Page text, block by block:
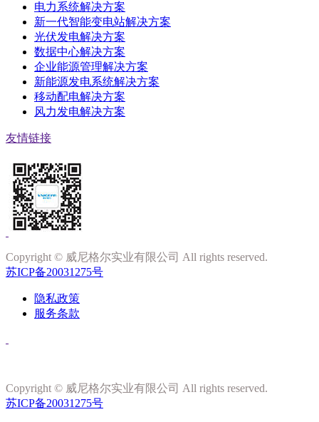
电力系统解决方案
新一代智能变电站解决方案
光伏发电解决方案
数据中心解决方案
企业能源管理解决方案
新能源发电系统解决方案
移动配电解决方案
风力发电解决方案
友情链接
Copyright © 威尼格尔实业有限公司 All rights reserved.
苏ICP备20031275号
隐私政策
服务条款
Copyright © 威尼格尔实业有限公司 All rights reserved.
苏ICP备20031275号